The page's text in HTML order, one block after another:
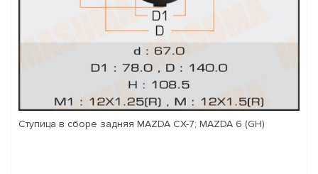
Ступица в сборе задняя MAZDA CX-7; MAZDA 6 (GH)